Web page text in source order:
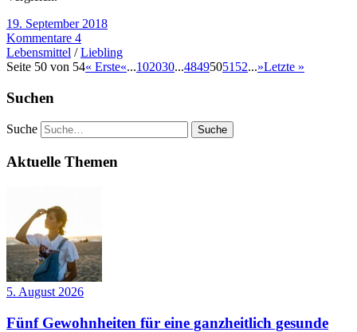
19. September 2018
Kommentare 4
Lebensmittel /Liebling
Seite 50 von 54« Erste«...102030...48495051 52...»Letzte »
Suchen
Suche
Aktuelle Themen
5. August 2026
Fünf Gewohnheiten für eine ganzheitlich gesunde